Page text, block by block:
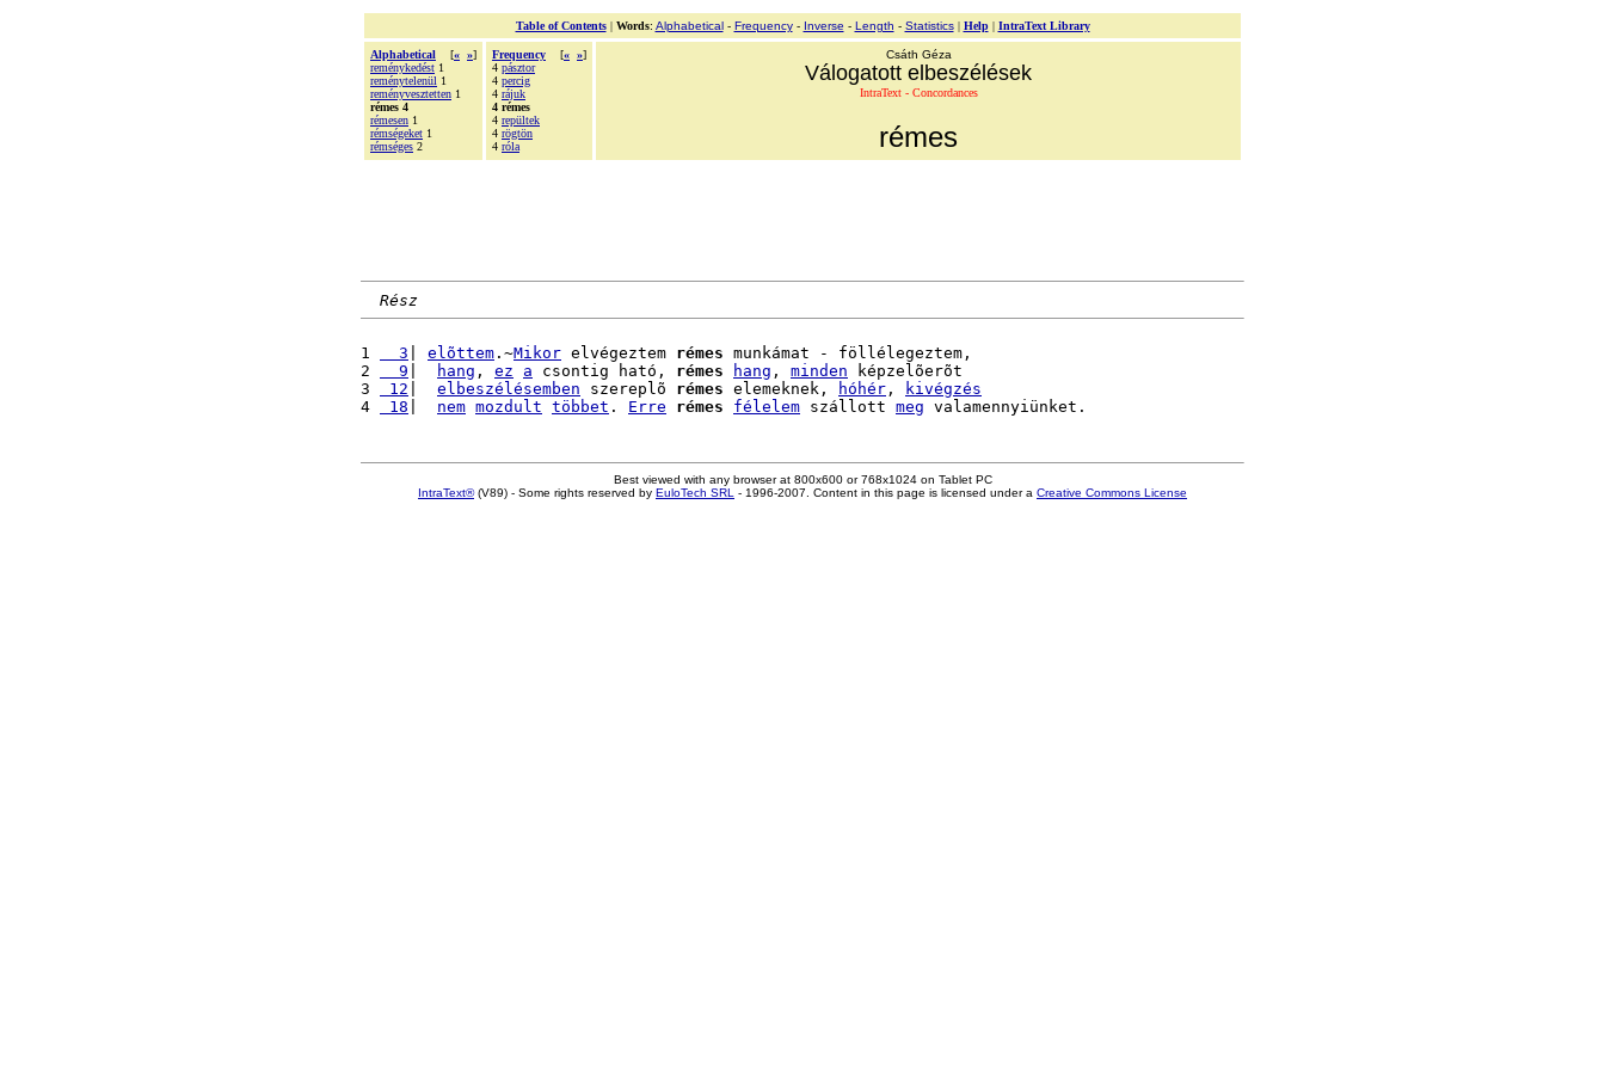
Table of Contents| Words: Alphabetical- Frequency- Inverse - Length - Statistics| Help| IntraText Library
Alphabetical [« »]
reménykedést 1
reménytelenül 1
reményvesztetten 1
rémes 4
rémesen 1
rémségeket 1
rémséges 2
Frequency [« »]
4 pásztor
4 percig
4 rájuk
4 rémes
4 repültek
4 rögtön
4 róla
Csáth Géza
Válogatott elbeszélések
IntraText - Concordances
rémes
Rész
1
  3
elõttem .~Mikor elvégeztem rémes munkámat - föllélegeztem,
2
  9
hang , ez a csontig ható, rémes hang , minden képzelõerõt
3
12 elbeszélésemben szereplõ rémes elemeknek, hóhér ,
kivégzés
4
18 nem mozdult többet . Erre rémes félelem szállott meg
Best viewed with any browser at 800x600 or 768x1024 on Tablet PC
IntraText®(V89) - Some rights reserved by EuloTech SRL - 1996-2007. Content in this page is licensed under a Creative Commons License